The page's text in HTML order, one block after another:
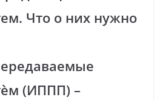
Что о них нужно
(ИППП) –